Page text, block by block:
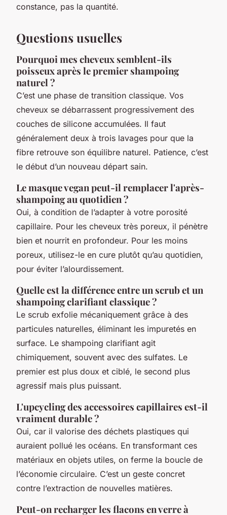
constance, pas la quantité.
Questions usuelles
Pourquoi mes cheveux semblent-ils
poisseux après le premier shampoing
naturel ?
C’est une phase de transition classique. Vos
cheveux se débarrassent progressivement des
couches de silicone accumulées. Il faut
généralement deux à trois lavages pour que la
fibre retrouve son équilibre naturel. Patience, c’est
le début d’un nouveau départ sain.
Le masque vegan peut-il remplacer l'après-
shampoing au quotidien ?
Oui, à condition de l’adapter à votre porosité
capillaire. Pour les cheveux très poreux, il pénètre
bien et nourrit en profondeur. Pour les moins
poreux, utilisez-le en cure plutôt qu’au quotidien,
pour éviter l’alourdissement.
Quelle est la différence entre un scrub et un
shampoing clarifiant classique ?
Le scrub exfolie mécaniquement grâce à des
particules naturelles, éliminant les impuretés en
surface. Le shampoing clarifiant agit
chimiquement, souvent avec des sulfates. Le
premier est plus doux et ciblé, le second plus
agressif mais plus puissant.
L'upcycling des accessoires capillaires est-il
vraiment durable ?
Oui, car il valorise des déchets plastiques qui
auraient pollué les océans. En transformant ces
matériaux en objets utiles, on ferme la boucle de
l’économie circulaire. C’est un geste concret
contre l’extraction de nouvelles matières.
Peut-on recharger les flacons en verre à